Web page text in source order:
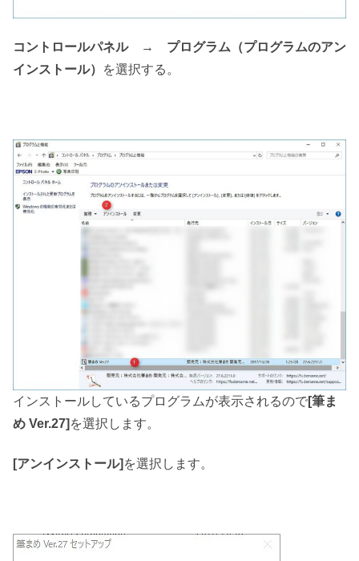
コントロールパネル→ プログラム（プログラムのアン
インストール）
を選択する。
インストールしているプログラムが表示されるので[筆ま
め Ver.27] を選択します。
[アンインストール] を選択します。